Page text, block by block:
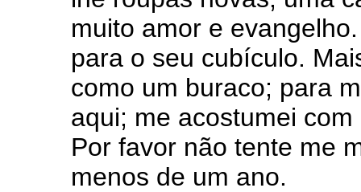
muito amor e
para o seu cubículo.
como um buraco; para
aqui; me acostumei
Por favor não tente me
menos de um ano.